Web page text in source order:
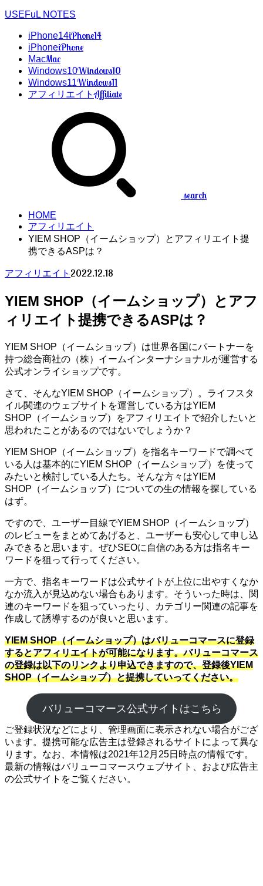
USEFuL NOTES
iPhone14iPhone14
iPhoneiPhone
MacMac
Windows10Windows10
Windows11Windows11
アフィリエイトAffiliate
search
HOME
アフィリエイト
YIEM SHOP（イームショップ）とアフィリエイト提
携できるASPは？
アフィリエイト 2022.12.18
YIEM SHOP（イームショップ）とアフ
ィリエイト提携できるASPは？
YIEM SHOP（イームショップ）は世界各国にパートナーを
持つ総合商社の（株）イームインターナショナルが運営する
公式オンライショップです。
さて、そんなYIEM SHOP（イームショップ）。ライフスタ
イル関連のウェブサイトを運営している方はYIEM
SHOP（イームショップ）をアフィリエイトで紹介したいと
思われたことがあるのではないでしょうか？
YIEM SHOP（イームショップ）を指名キーワードで調べて
いる人は基本的にYIEM SHOP（イームショップ）を使って
みたいと検討している人たち。そんな方々はYIEM
SHOP（イームショップ）についての生の情報を探している
はず。
ですので、ユーザー目線でYIEM SHOP（イームショップ）
のレビューをまとめてあげると、ユーザーも安心して申し込
みできると思います。ぜひSEOに自信のある方は指名キー
ワードを狙って行ってください。
一方で、指名キーワードは公式サイトが上位に出やすくなか
なか流入が見込めない場合もあります。そういった時は、関
連のキーワードを狙っていったり、カテゴリー関連の記事を
作成して誘導するのが良いと思います。
YIEM SHOP（イームショップ）はバリューコマースに登録
するとアフィリエイトが可能になります。バリューコマース
の登録は以下のリンクより申込できますので、登録後YIEM
SHOP（イームショップ）と提携していってください。
バリューコマース公式サイトはこちら
ご登録状況などにより、管理画面に表示されない場合がござ
います。提携可能な広告主は登録されるサイトによって異な
ります。なお、本情報は2021年12月25日時点の情報です。
最新の情報はバリューコマースウェブサイト、および広告主
の公式サイトをご覧ください。